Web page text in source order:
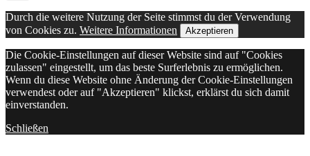
Durch die weitere Nutzung der Seite stimmst du der Verwendung
von Cookies zu. Weitere Informationen Akzeptieren
Die Cookie-Einstellungen auf dieser Website sind auf "Cookies
zulassen" eingestellt, um das beste Surferlebnis zu ermöglichen.
Wenn du diese Website ohne Änderung der Cookie-Einstellungen
verwendest oder auf "Akzeptieren" klickst, erklärst du sich damit
einverstanden.
Schließen